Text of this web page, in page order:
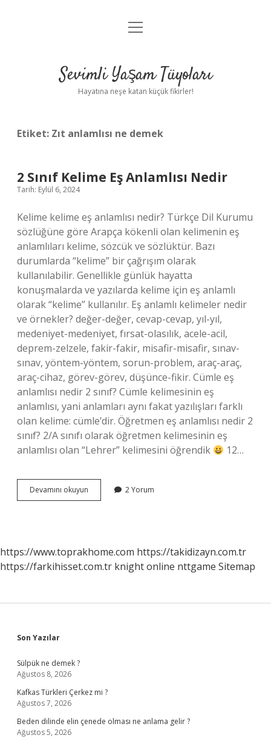
Anasayfa
Yasal Uyarı
menüyü
Sevimli Yaşam Tüyoları
Hayatına neşe katan küçük fikirler!
Etiket: Zıt anlamlısı ne demek
2 Sınıf Kelime Eş Anlamlısı Nedir
Tarih: Eylül 6, 2024
Kelime kelime eş anlamlısı nedir? Türkçe Dil Kurumu
sözlüğüne göre Arapça kökenli olan kelimenin eş
anlamlıları kelime, sözcük ve sözlüktür. Bazı
durumlarda “kelime” bir çağrışım olarak
kullanılabilir. Genellikle günlük hayatta
konuşmalarda ve yazılarda kelime için eş anlamlı
olarak “kelime” kullanılır. Eş anlamlı kelimeler nedir
ve örnekler? değer-değer, cevap-cevap, yıl-yıl,
medeniyet-medeniyet, fırsat-olasılık, acele-acil,
deprem-zelzele, fakir-fakir, misafir-misafir, sınav-
sınav, yöntem-yöntem, sorun-problem, araç-araç,
araç-cihaz, görev-görev, düşünce-fikir. Cümle eş
anlamlısı nedir 2 sınıf? Cümle kelimesinin eş
anlamlısı, yani anlamları aynı fakat yazılışları farklı
olan kelime: cümle’dir. Öğretmen eş anlamlısı nedir 2
sınıf? 2/A sınıfı olarak öğretmen kelimesinin eş
anlamlısı olan “Lehrer” kelimesini öğrendik
12…
Devamını okuyun
Sınıf
2 Yorum
https://www.toprakhome.com https://takidizayn.com.tr
https://farkihisset.com.tr knight online nttgame Sitemap
Sidebar
Son Yazılar
Sülpük ne demek ?
Ağustos 8, 2026
Kafkas Türkleri Çerkez mi ?
Ağustos 7, 2026
Beden dilinde elin çenede olması ne anlama gelir ?
Ağustos 5, 2026